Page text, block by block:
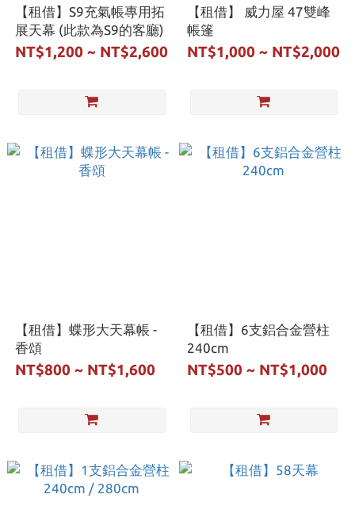
【租借】S9充氣帳專用拓
展天幕 (此款為S9的客廳)
NT$1,200 ~ NT$2,600
【租借】 威力屋 47雙峰
帳篷
NT$1,000 ~ NT$2,000
【租借】蝶形大天幕帳 -
香頌
NT$800 ~ NT$1,600
【租借】6支鋁合金營柱
240cm
NT$500 ~ NT$1,000